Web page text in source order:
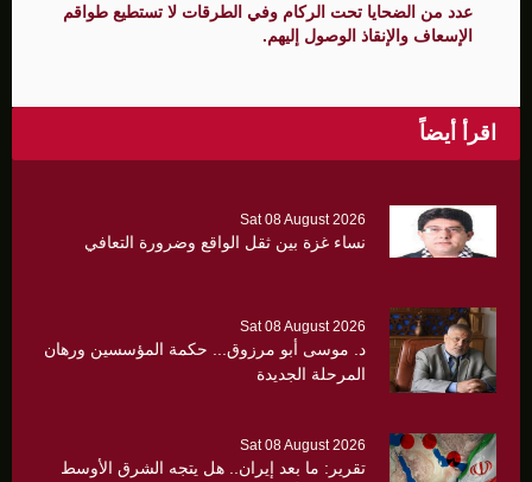
عدد من الضحايا تحت الركام وفي الطرقات لا تستطيع طواقم
الإسعاف والإنقاذ الوصول إليهم.
اقرأ أيضاً
Sat 08 August 2026
نساء غزة بين ثقل الواقع وضرورة التعافي
Sat 08 August 2026
د. موسى أبو مرزوق... حكمة المؤسسين ورهان
المرحلة الجديدة
Sat 08 August 2026
تقرير: ما بعد إيران.. هل يتجه الشرق الأوسط